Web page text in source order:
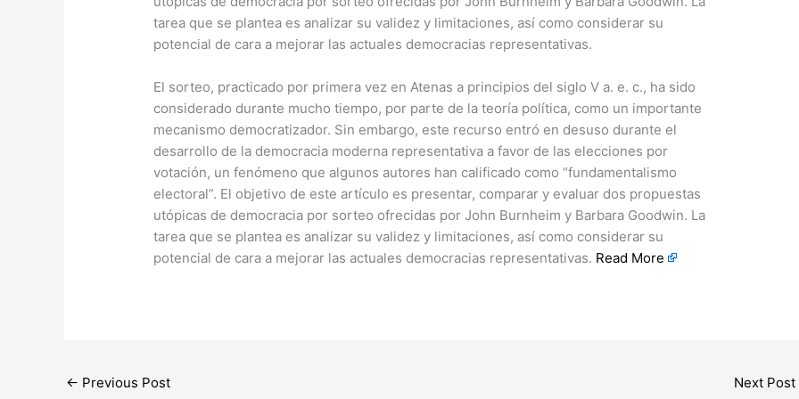
tarea que se plantea es analizar su validez y limitaciones, así como considerar su
potencial de cara a mejorar las actuales democracias representativas.
​El sorteo, practicado por primera vez en Atenas a principios del siglo V a. e. c., ha sido
considerado durante mucho tiempo, por parte de la teoría política, como un importante
mecanismo democratizador. Sin embargo, este recurso entró en desuso durante el
desarrollo de la democracia moderna representativa a favor de las elecciones por
votación, un fenómeno que algunos autores han calificado como “fundamentalismo
electoral”. El objetivo de este artículo es presentar, comparar y evaluar dos propuestas
utópicas de democracia por sorteo ofrecidas por John Burnheim y Barbara Goodwin. La
tarea que se plantea es analizar su validez y limitaciones, así como considerar su
potencial de cara a mejorar las actuales democracias representativas. Read More
← Previous Post Next Post